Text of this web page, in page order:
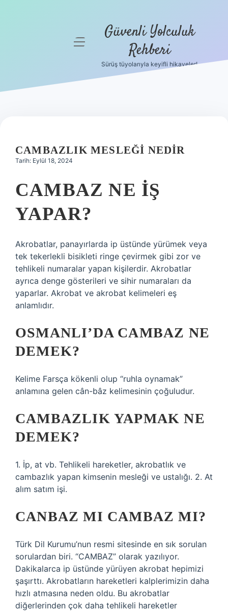
Hakkımızda
menüyü Güvenli Yolculuk
Rehberi
Sürüş tüyolarıyla keyifli hikayeler!
CAMBAZLIK MESLEĞI NEDIR
Tarih: Eylül 18, 2024
CAMBAZ NE IŞ
YAPAR?
Akrobatlar, panayırlarda ip üstünde yürümek veya
tek tekerlekli bisikleti ringe çevirmek gibi zor ve
tehlikeli numaralar yapan kişilerdir. Akrobatlar
ayrıca denge gösterileri ve sihir numaraları da
yaparlar. Akrobat ve akrobat kelimeleri eş
anlamlıdır.
OSMANLI’DA CAMBAZ NE
DEMEK?
Kelime Farsça kökenli olup “ruhla oynamak”
anlamına gelen cân-bâz kelimesinin çoğuludur.
CAMBAZLIK YAPMAK NE
DEMEK?
1. İp, at vb. Tehlikeli hareketler, akrobatlık ve
cambazlık yapan kimsenin mesleği ve ustalığı. 2. At
alım satım işi.
CANBAZ MI CAMBAZ MI?
Türk Dil Kurumu’nun resmi sitesinde en sık sorulan
sorulardan biri. “CAMBAZ” olarak yazılıyor.
Dakikalarca ip üstünde yürüyen akrobat hepimizi
şaşırttı. Akrobatların hareketleri kalplerimizin daha
hızlı atmasına neden oldu. Bu akrobatlar
diğerlerinden çok daha tehlikeli hareketler